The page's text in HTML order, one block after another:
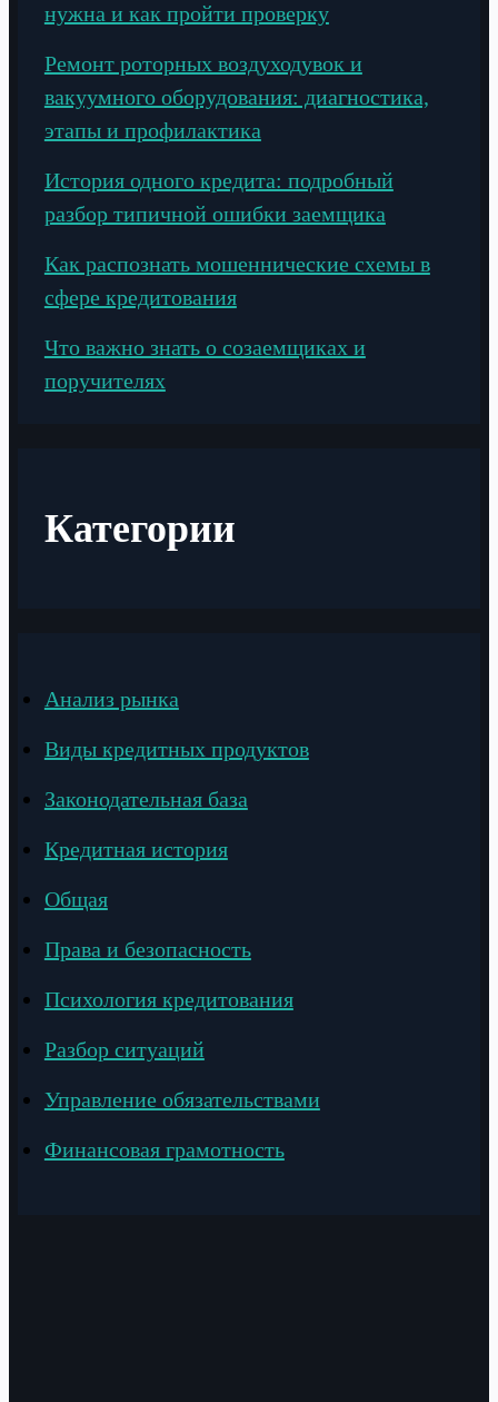
нужна и как пройти проверку
Ремонт роторных воздуходувок и
вакуумного оборудования: диагностика,
этапы и профилактика
История одного кредита: подробный
разбор типичной ошибки заемщика
Как распознать мошеннические схемы в
сфере кредитования
Что важно знать о созаемщиках и
поручителях
Категории
Анализ рынка
Виды кредитных продуктов
Законодательная база
Кредитная история
Общая
Права и безопасность
Психология кредитования
Разбор ситуаций
Управление обязательствами
Финансовая грамотность